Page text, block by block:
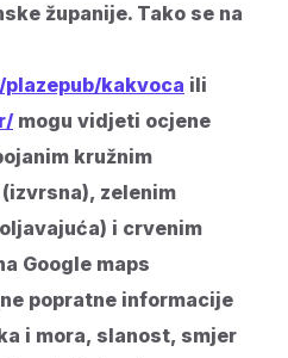
županije. Tako se na
kakvoca ili
mogu vidjeti ocjene
kružnim
zelenim
i crvenim
Google maps
popratne informacije
i mora, slanost, smjer